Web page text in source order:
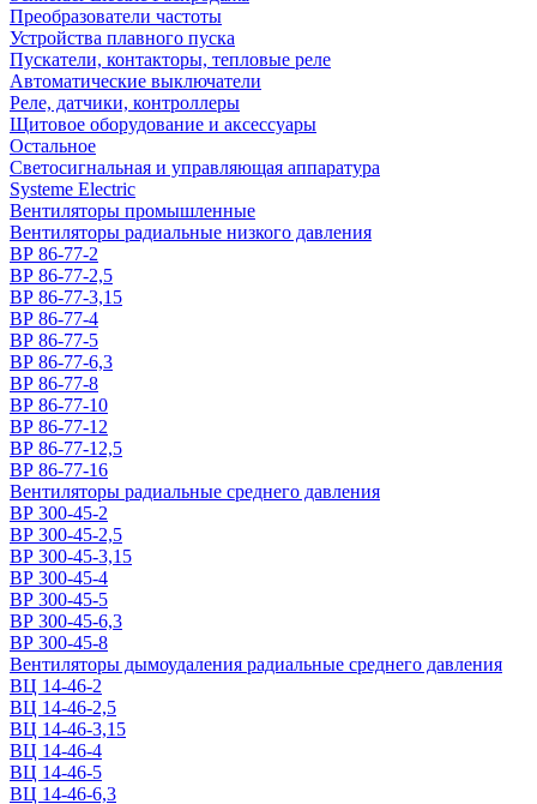
Преобразователи частоты
Устройства плавного пуска
Пускатели, контакторы, тепловые реле
Автоматические выключатели
Реле, датчики, контроллеры
Щитовое оборудование и аксессуары
Остальное
Светосигнальная и управляющая аппаратура
Systeme Electric
Вентиляторы промышленные
Вентиляторы радиальные низкого давления
ВР 86-77-2
ВР 86-77-2,5
ВР 86-77-3,15
ВР 86-77-4
ВР 86-77-5
ВР 86-77-6,3
ВР 86-77-8
ВР 86-77-10
ВР 86-77-12
ВР 86-77-12,5
ВР 86-77-16
Вентиляторы радиальные среднего давления
ВР 300-45-2
ВР 300-45-2,5
ВР 300-45-3,15
ВР 300-45-4
ВР 300-45-5
ВР 300-45-6,3
ВР 300-45-8
Вентиляторы дымоудаления радиальные среднего давления
ВЦ 14-46-2
ВЦ 14-46-2,5
ВЦ 14-46-3,15
ВЦ 14-46-4
ВЦ 14-46-5
ВЦ 14-46-6,3